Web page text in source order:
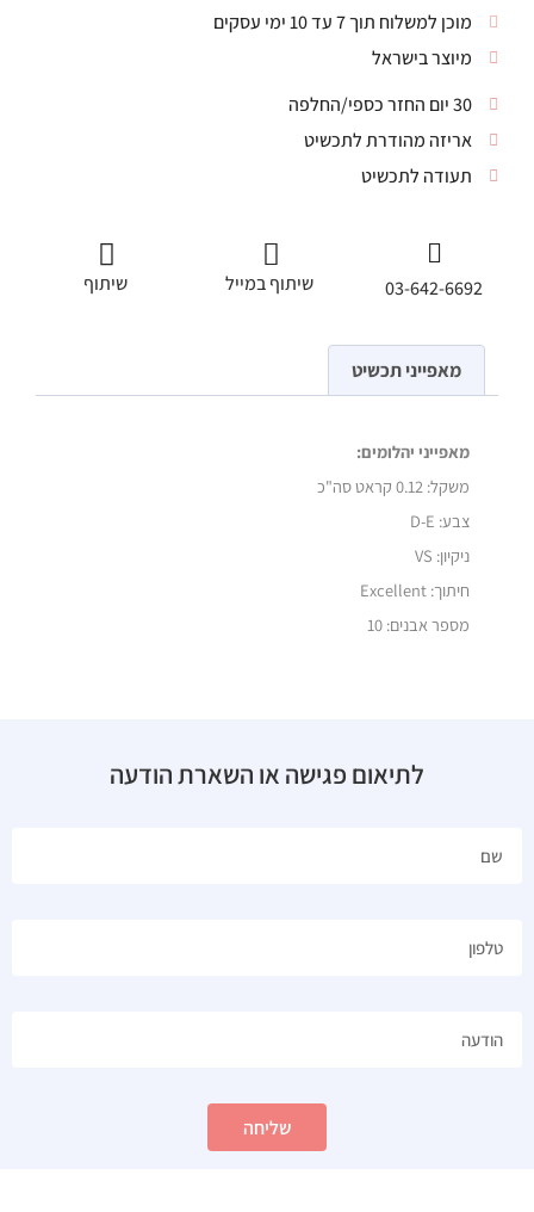
מוכן למשלוח תוך 7 עד 10 ימי עסקים
מיוצר בישראל
30 יום החזר כספי/החלפה
אריזה מהודרת לתכשיט
תעודה לתכשיט
03-642-6692 שיתוף במייל שיתוף
מאפייני תכשיט
מאפייני יהלומים:
משקל: 0.12 קראט סה"כ
צבע: D-E
ניקיון: VS
חיתוך: Excellent
מספר אבנים: 10
לתיאום פגישה או השארת הודעה
שליחה